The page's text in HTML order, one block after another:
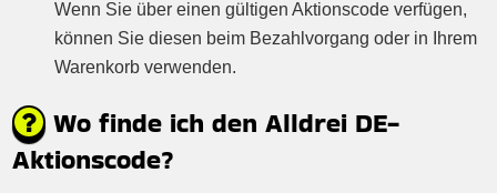
Wenn Sie über einen gültigen Aktionscode verfügen,
können Sie diesen beim Bezahlvorgang oder in Ihrem
Warenkorb verwenden.
Wo finde ich den Alldrei DE-
Aktionscode?